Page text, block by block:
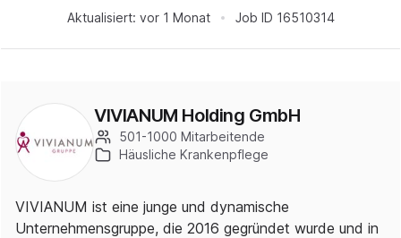
Aktualisiert: vor 1 Monat Job ID 16510314
VIVIANUM Holding GmbH
501-1000 Mitarbeitende
Häusliche Krankenpflege
VIVIANUM ist eine junge und dynamische
Unternehmensgruppe, die 2016 gegründet wurde und in